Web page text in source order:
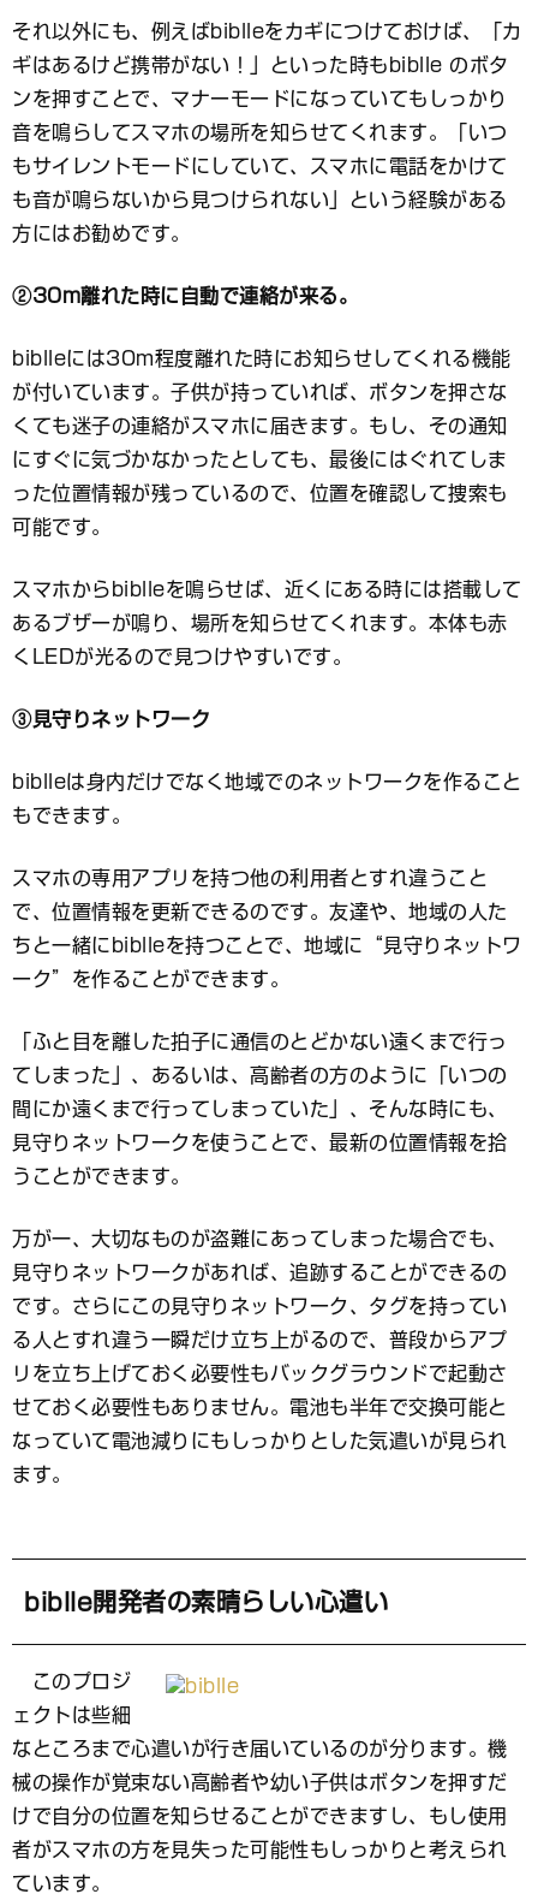
それ以外にも、例えばbiblleをカギにつけておけば、「カ
ギはあるけど携帯がない！」といった時もbiblle のボタ
ンを押すことで、マナーモードになっていてもしっかり
音を鳴らしてスマホの場所を知らせてくれます。「いつ
もサイレントモードにしていて、スマホに電話をかけて
も音が鳴らないから見つけられない」という経験がある
方にはお勧めです。
②30m離れた時に自動で連絡が来る。
biblleには30m程度離れた時にお知らせしてくれる機能
が付いています。子供が持っていれば、ボタンを押さな
くても迷子の連絡がスマホに届きます。もし、その通知
にすぐに気づかなかったとしても、最後にはぐれてしま
った位置情報が残っているので、位置を確認して捜索も
可能です。
スマホからbiblleを鳴らせば、近くにある時には搭載して
あるブザーが鳴り、場所を知らせてくれます。本体も赤
くLEDが光るので見つけやすいです。
③見守りネットワーク
biblleは身内だけでなく地域でのネットワークを作ること
もできます。
スマホの専用アプリを持つ他の利用者とすれ違うこと
で、位置情報を更新できるのです。友達や、地域の人た
ちと一緒にbiblleを持つことで、地域に“見守りネットワ
ーク”を作ることができます。
「ふと目を離した拍子に通信のとどかない遠くまで行っ
てしまった」、あるいは、高齢者の方のように「いつの
間にか遠くまで行ってしまっていた」、そんな時にも、
見守りネットワークを使うことで、最新の位置情報を拾
うことができます。
万が一、大切なものが盗難にあってしまった場合でも、
見守りネットワークがあれば、追跡することができるの
です。さらにこの見守りネットワーク、タグを持ってい
る人とすれ違う一瞬だけ立ち上がるので、普段からアプ
リを立ち上げておく必要性もバックグラウンドで起動さ
せておく必要性もありません。電池も半年で交換可能と
なっていて電池減りにもしっかりとした気遣いが見られ
ます。
biblle開発者の素晴らしい心遣い
このプロジ
ェクトは些細
なところまで心遣いが行き届いているのが分ります。機
械の操作が覚束ない高齢者や幼い子供はボタンを押すだ
けで自分の位置を知らせることができますし、もし使用
者がスマホの方を見失った可能性もしっかりと考えられ
ています。